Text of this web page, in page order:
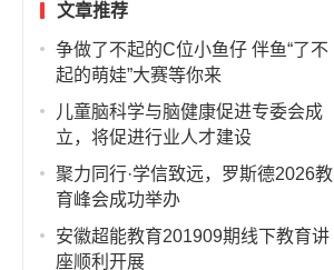
文章推荐
争做了不起的C位小鱼仔 伴鱼“了不
起的萌娃”大赛等你来
儿童脑科学与脑健康促进专委会成
立，将促进行业人才建设
聚力同行·学信致远，罗斯德2026教
育峰会成功举办
安徽超能教育201909期线下教育讲
座顺利开展